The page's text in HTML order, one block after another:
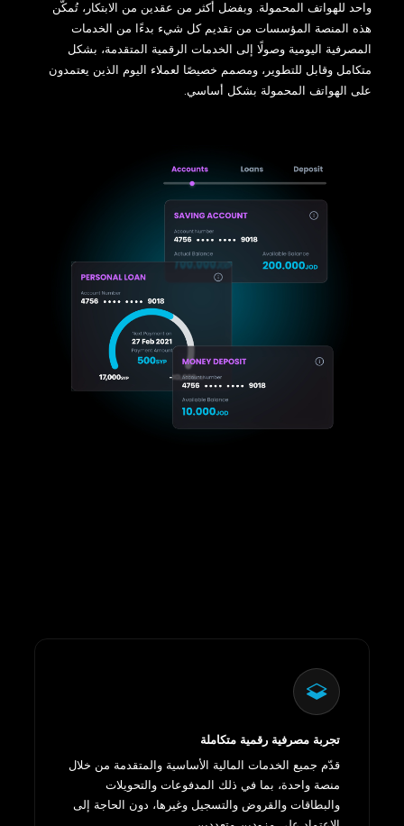
واحد للهواتف المحمولة. وبفضل أكثر من عقدين من الابتكار، تُمكّن
هذه المنصة المؤسسات من تقديم كل شيء بدءًا من الخدمات
المصرفية اليومية وصولًا إلى الخدمات الرقمية المتقدمة، بشكل
متكامل وقابل للتطوير، ومصمم خصيصًا لعملاء اليوم الذين يعتمدون
على الهواتف المحمولة بشكل أساسي.
تجربة مصرفية رقمية متكاملة
قدّم جميع الخدمات المالية الأساسية والمتقدمة من خلال
منصة واحدة، بما في ذلك المدفوعات والتحويلات
والبطاقات والقروض والتسجيل وغيرها، دون الحاجة إلى